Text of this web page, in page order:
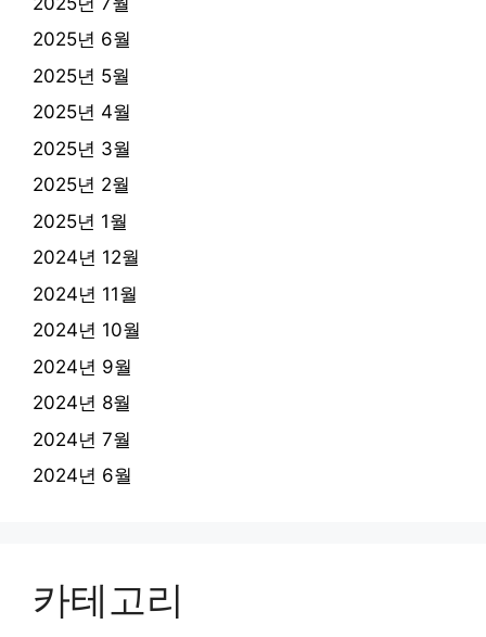
2025년 6월
2025년 5월
2025년 4월
2025년 3월
2025년 2월
2025년 1월
2024년 12월
2024년 11월
2024년 10월
2024년 9월
2024년 8월
2024년 7월
2024년 6월
카테고리